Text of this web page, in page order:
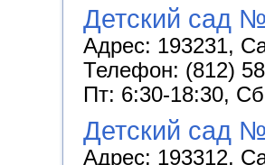
Детский сад
Адрес: 193231,
Телефон: (812)
Пт: 6:30-18:30,
Детский сад
Адрес: 193312,